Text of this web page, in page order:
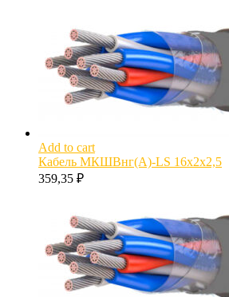
Add to cart
Кабель МКШВнг(А)-LS 16х2х2,5
359,35 ₽